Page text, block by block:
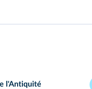
l'Antiquité